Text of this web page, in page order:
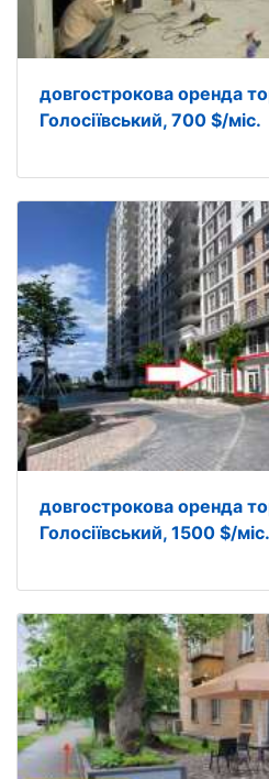
довгострокова оренда
Голосіївський, 700 $/міс.
довгострокова оренда
Голосіївський, 1500 $/міс.